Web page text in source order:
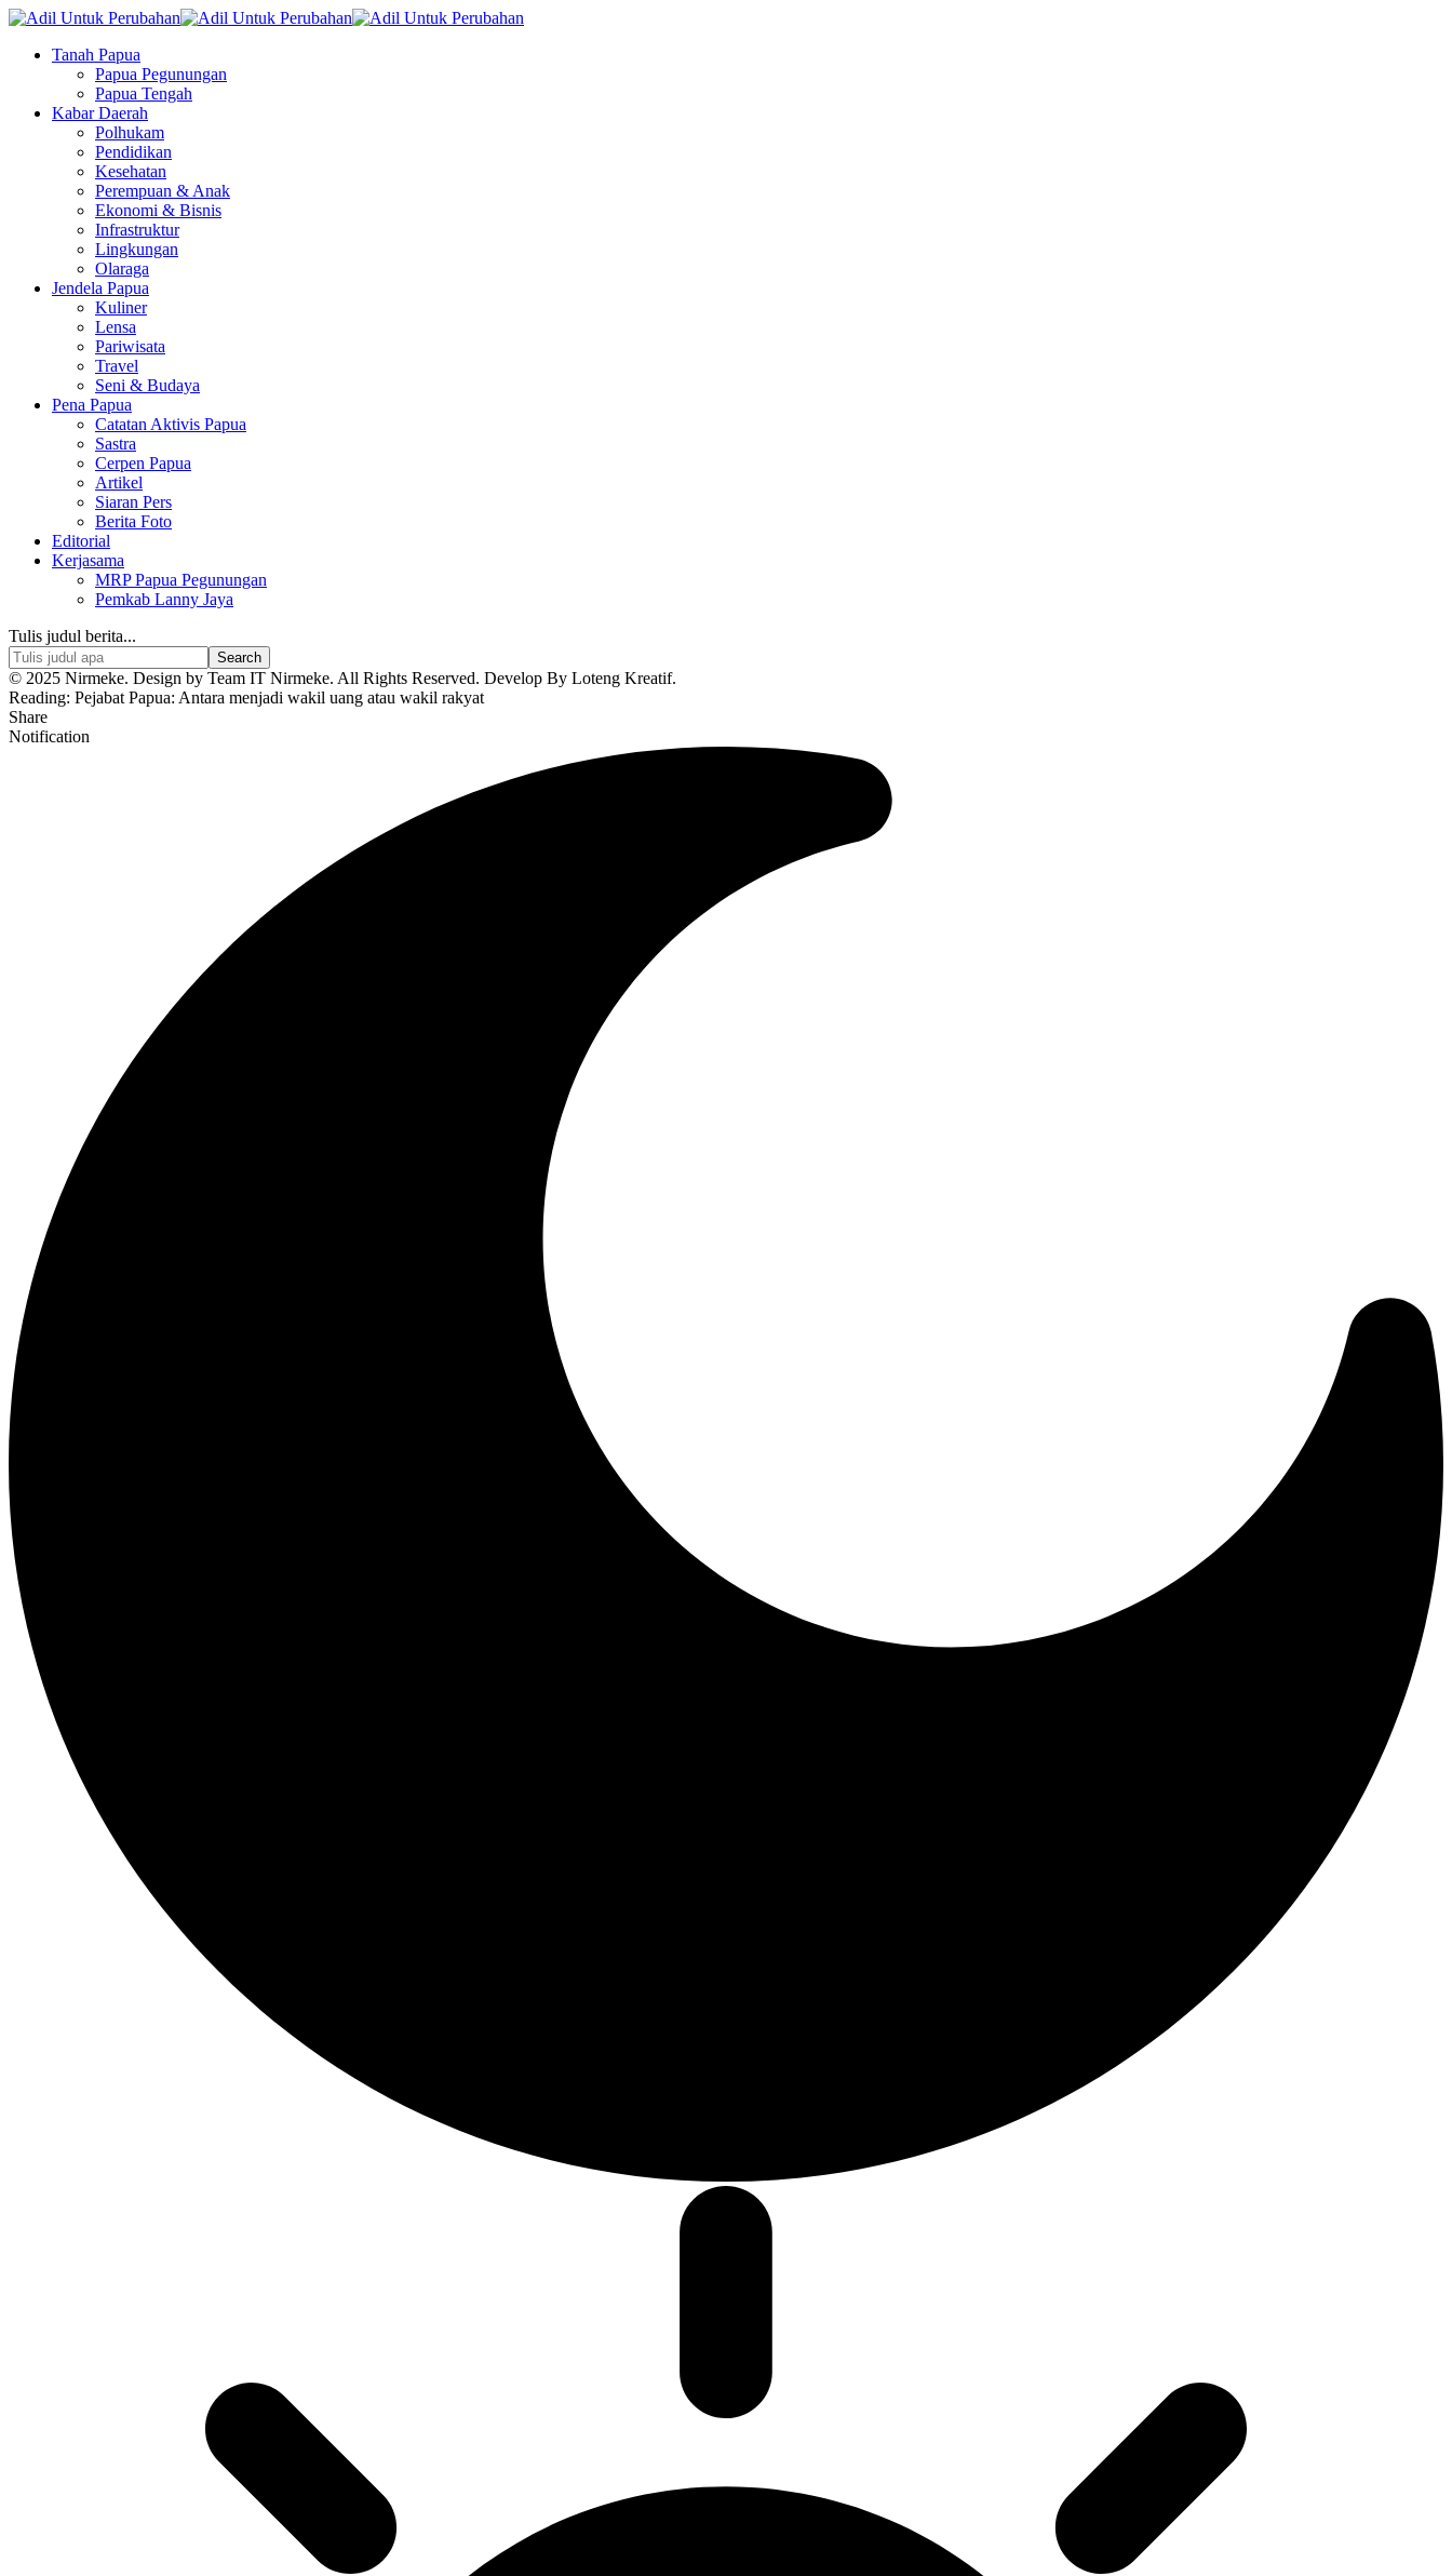
Tanah Papua
Papua Pegunungan
Papua Tengah
Kabar Daerah
Polhukam
Pendidikan
Kesehatan
Perempuan & Anak
Ekonomi & Bisnis
Infrastruktur
Lingkungan
Olaraga
Jendela Papua
Kuliner
Lensa
Pariwisata
Travel
Seni & Budaya
Pena Papua
Catatan Aktivis Papua
Sastra
Cerpen Papua
Artikel
Siaran Pers
Berita Foto
Editorial
Kerjasama
MRP Papua Pegunungan
Pemkab Lanny Jaya
Tulis judul berita...
© 2025 Nirmeke. Design by Team IT Nirmeke. All Rights Reserved. Develop By Loteng Kreatif.
Reading: Pejabat Papua: Antara menjadi wakil uang atau wakil rakyat
Share
Notification